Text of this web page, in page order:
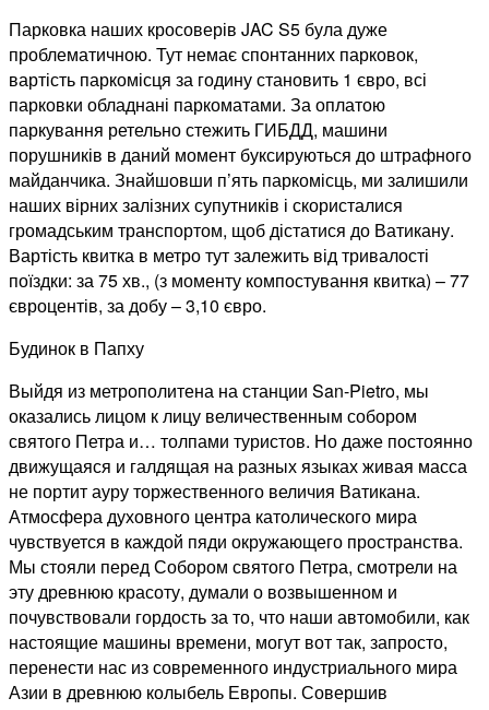
Парковка наших кросоверів JAC S5 була дуже
проблематичною. Тут немає спонтанних парковок,
вартість паркомісця за годину становить 1 євро, всі
парковки обладнані паркоматами. За оплатою
паркування ретельно стежить ГИБДД, машини
порушників в даний момент буксируються до штрафного
майданчика. Знайшовши п’ять паркомісць, ми залишили
наших вірних залізних супутників і скористалися
громадським транспортом, щоб дістатися до Ватикану.
Вартість квитка в метро тут залежить від тривалості
поїздки: за 75 хв., (з моменту компостування квитка) – 77
євроцентів, за добу – 3,10 євро.
Будинок в Папху
Выйдя из метрополитена на станции San-Pietro, мы
оказались лицом к лицу величественным собором
святого Петра и… толпами туристов. Но даже постоянно
движущаяся и галдящая на разных языках живая масса
не портит ауру торжественного величия Ватикана.
Атмосфера духовного центра католического мира
чувствуется в каждой пяди окружающего пространства.
Мы стояли перед Собором святого Петра, смотрели на
эту древнюю красоту, думали о возвышенном и
почувствовали гордость за то, что наши автомобили, как
настоящие машины времени, могут вот так, запросто,
перенести нас из современного индустриального мира
Азии в древнюю колыбель Европы. Совершив